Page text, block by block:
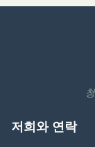
저희와 연락